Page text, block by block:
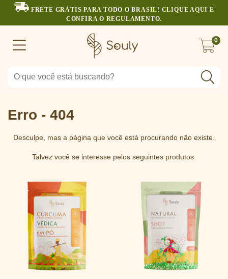
FRETE GRÁTIS PARA TODO O BRASIL! CLIQUE AQUI E
CONFIRA O REGULAMENTO.
0
Erro - 404
Desculpe, mas a página que você está procurando não existe.
Talvez você se interesse pelos seguintes produtos.